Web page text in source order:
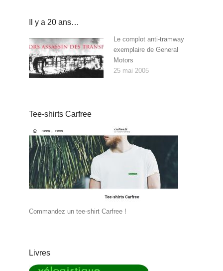
Il y a 20 ans…
Le complot anti-tramway
exemplaire de General
Motors
25 mai 2005
Tee-shirts Carfree
Commandez un tee-shirt Carfree !
Livres